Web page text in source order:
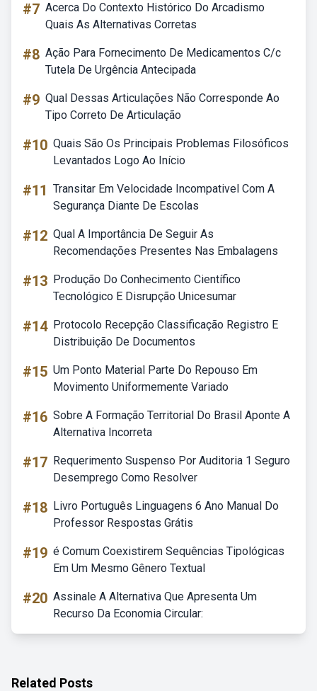
#7 Acerca Do Contexto Histórico Do Arcadismo
Quais As Alternativas Corretas
#8 Ação Para Fornecimento De Medicamentos C/c
Tutela De Urgência Antecipada
#9 Qual Dessas Articulações Não Corresponde Ao
Tipo Correto De Articulação
#10 Quais São Os Principais Problemas Filosóficos
Levantados Logo Ao Início
#11 Transitar Em Velocidade Incompativel Com A
Segurança Diante De Escolas
#12 Qual A Importância De Seguir As
Recomendações Presentes Nas Embalagens
#13 Produção Do Conhecimento Científico
Tecnológico E Disrupção Unicesumar
#14 Protocolo Recepção Classificação Registro E
Distribuição De Documentos
#15 Um Ponto Material Parte Do Repouso Em
Movimento Uniformemente Variado
#16 Sobre A Formação Territorial Do Brasil Aponte A
Alternativa Incorreta
#17 Requerimento Suspenso Por Auditoria 1 Seguro
Desemprego Como Resolver
#18 Livro Português Linguagens 6 Ano Manual Do
Professor Respostas Grátis
#19 é Comum Coexistirem Sequências Tipológicas
Em Um Mesmo Gênero Textual
#20 Assinale A Alternativa Que Apresenta Um
Recurso Da Economia Circular:
Related Posts